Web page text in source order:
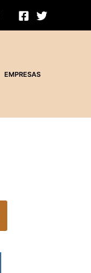
EMPRESAS